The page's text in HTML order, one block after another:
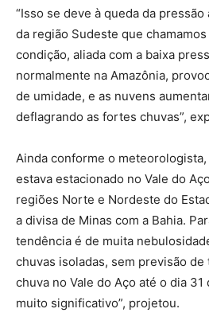
“Isso se deve à queda da
da região Sudeste que
condição, aliada com a baixa
normalmente na Amazônia,
de umidade, e as nuvens
deflagrando as fortes chuvas”,
Ainda conforme o
estava estacionado no Vale do
regiões Norte e Nordeste do
a divisa de Minas com a Bahia.
tendência é de muita
chuvas isoladas, sem previsão
chuva no Vale do Aço até o dia
muito significativo”, projetou.